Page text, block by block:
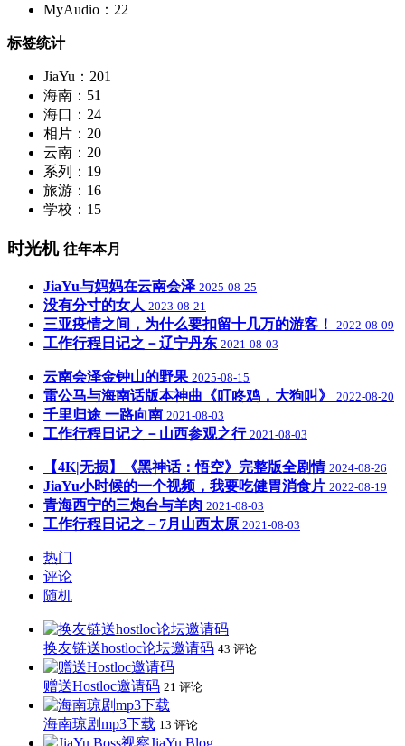
MyAudio：22
标签统计
JiaYu：201
海南：51
海口：24
相片：20
云南：20
系列：19
旅游：16
学校：15
时光机 往年本月
JiaYu与妈妈在云南会泽 2025-08-25
没有分寸的女人 2023-08-21
三亚疫情之间，为什么要扣留十几万的游客！ 2022-08-09
工作行程日记之－辽宁丹东 2021-08-03
云南会泽金钟山的野果 2025-08-15
雷公马与海南话版本神曲《叮咚鸡，大狗叫》 2022-08-20
千里归途 一路向南 2021-08-03
工作行程日记之－山西参观之行 2021-08-03
【4K|无损】《黑神话：悟空》完整版全剧情 2024-08-26
JiaYu小时候的一个视频，我要吃健胃消食片 2022-08-19
青海西宁的三炮台与羊肉 2021-08-03
工作行程日记之－7月山西太原 2021-08-03
热门
评论
随机
换友链送hostloc论坛邀请码 43 评论
赠送Hostloc邀请码 21 评论
海南琼剧mp3下载 13 评论